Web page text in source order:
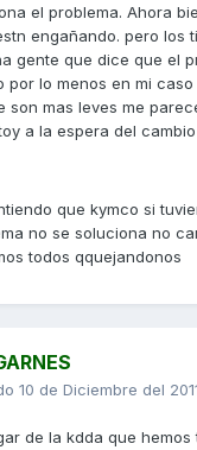
el problema. Ahora
engañando. pero los
gente que dice que el
por lo menos en mi
son mas leves me
a la espera del
que kymco si
no se soluciona no
todos qquejandonos
10 de Diciembre del
de la kdda que